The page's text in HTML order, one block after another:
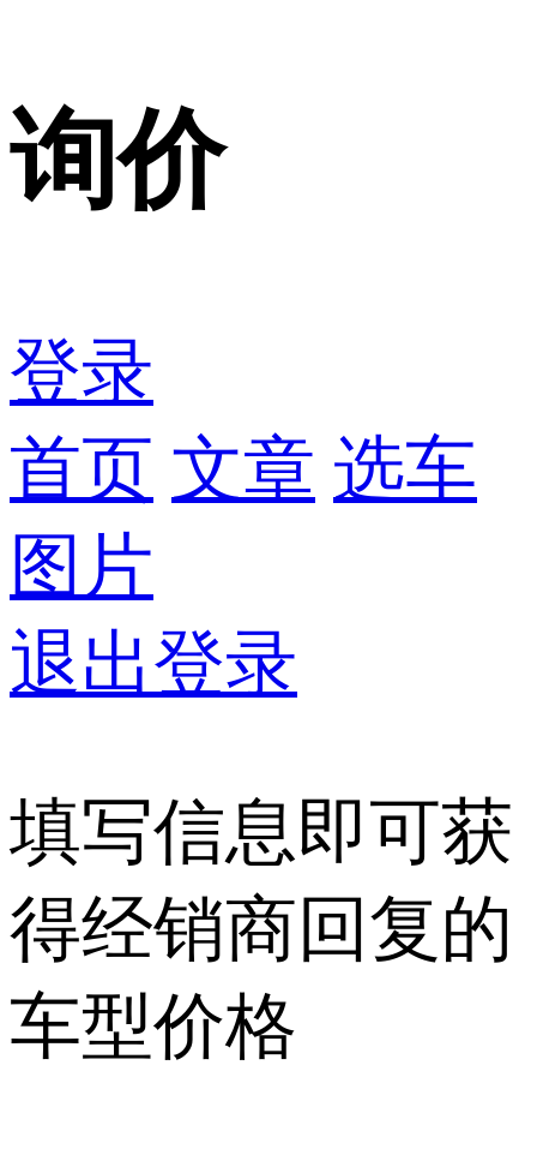
询价
登录
首页 文章 选车
图片
退出登录
填写信息即可获
得经销商回复的
车型价格